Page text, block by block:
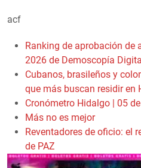
acf
Ranking de aprobación de
2026 de Demoscopía
Cubanos, brasileños y
que más buscan residir en
Cronómetro Hidalgo | 05
Más no es mejor
Reventadores de oficio: el
de PAZ